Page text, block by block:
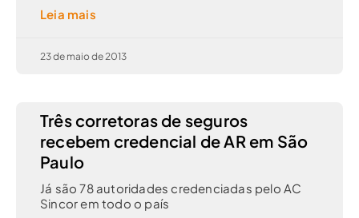
Leia mais
23 de maio de 2013
Três corretoras de seguros
recebem credencial de AR em São
Paulo
Já são 78 autoridades credenciadas pelo AC
Sincor em todo o país